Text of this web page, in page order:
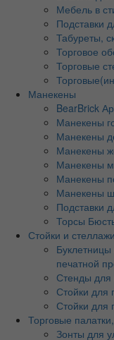
Мебель в
Подставки
Табуреты,
Торговое
Торговые
Манекены
BearBrick
Манекены
Манекены
Манекены
Манекены
Манекены
Манекены
Подставки
Торсы
Стойки и
печатной
Стенды для
Стойки для
Стойки для
Торговые
Зонты для